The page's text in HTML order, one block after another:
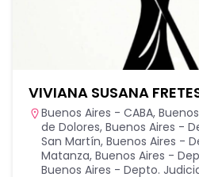
VIVIANA SUSANA
Buenos Aires - CABA,
de Dolores, Buenos Aires -
San Martín, Buenos Aires -
Matanza, Buenos Aires -
Buenos Aires - Depto.